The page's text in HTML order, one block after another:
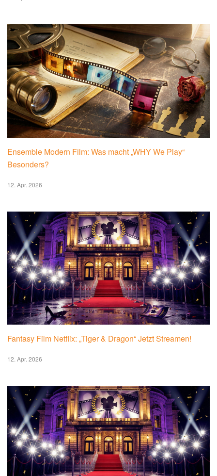
Ensemble Modern Film: Was macht „WHY We Play“
Besonders?
12. Apr. 2026
Fantasy Film Netflix: „Tiger & Dragon“ Jetzt Streamen!
12. Apr. 2026